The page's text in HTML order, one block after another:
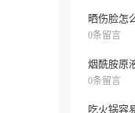
晒伤脸怎
0条留言
烟酰胺原
0条留言
吃火锅容